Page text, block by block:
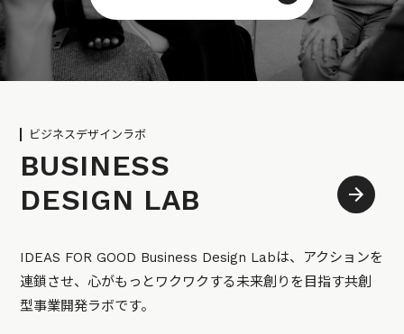
ビジネスデザインラボ
BUSINESS
DESIGN LAB
IDEAS FOR GOOD Business Design Labは、アクションを
連鎖させ、心がもっとワクワクする未来創りを目指す共創
型事業開発ラボです。